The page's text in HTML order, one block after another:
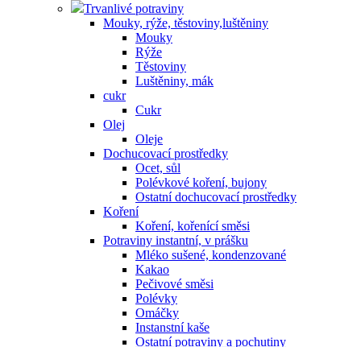
Trvanlivé potraviny
Mouky, rýže, těstoviny,luštěniny
Mouky
Rýže
Těstoviny
Luštěniny, mák
cukr
Cukr
Olej
Oleje
Dochucovací prostředky
Ocet, sůl
Polévkové koření, bujony
Ostatní dochucovací prostředky
Koření
Koření, kořenící směsi
Potraviny instantní, v prášku
Mléko sušené, kondenzované
Kakao
Pečivové směsi
Polévky
Omáčky
Instanstní kaše
Ostatní potraviny a pochutiny